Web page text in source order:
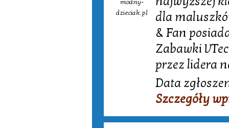
modny-
dzieciak.pl
dla
& Fan
Zabawki
przez lidera
Data
Szczegóły